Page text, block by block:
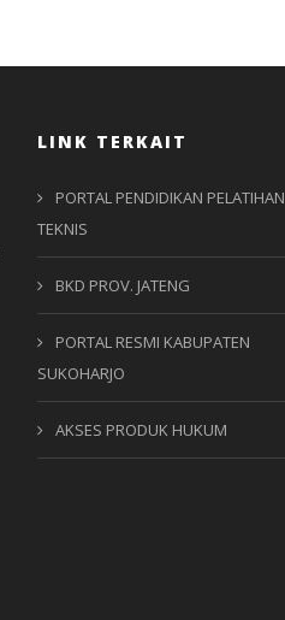
LINK TERKAIT
PORTAL PENDIDIKAN PELATIHAN
TEKNIS
BKD PROV. JATENG
PORTAL RESMI KABUPATEN
SUKOHARJO
AKSES PRODUK HUKUM